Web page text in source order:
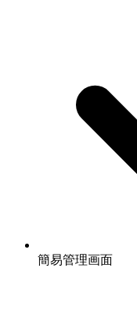
簡易管理画面